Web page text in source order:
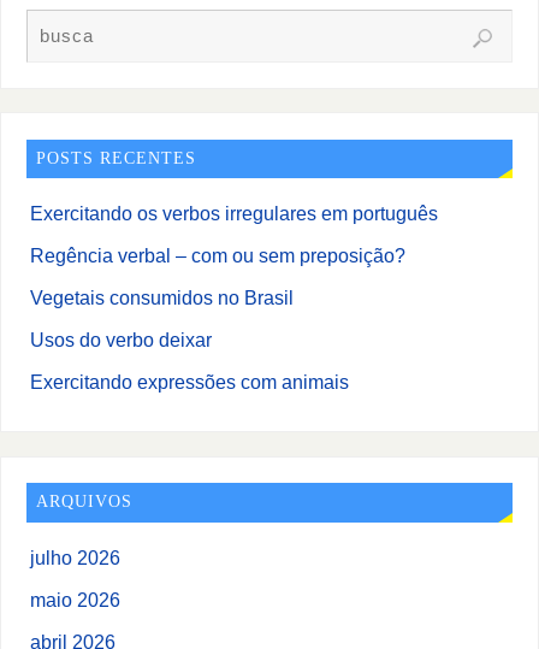
POSTS RECENTES
Exercitando os verbos irregulares em português
Regência verbal – com ou sem preposição?
Vegetais consumidos no Brasil
Usos do verbo deixar
Exercitando expressões com animais
ARQUIVOS
julho 2026
maio 2026
abril 2026